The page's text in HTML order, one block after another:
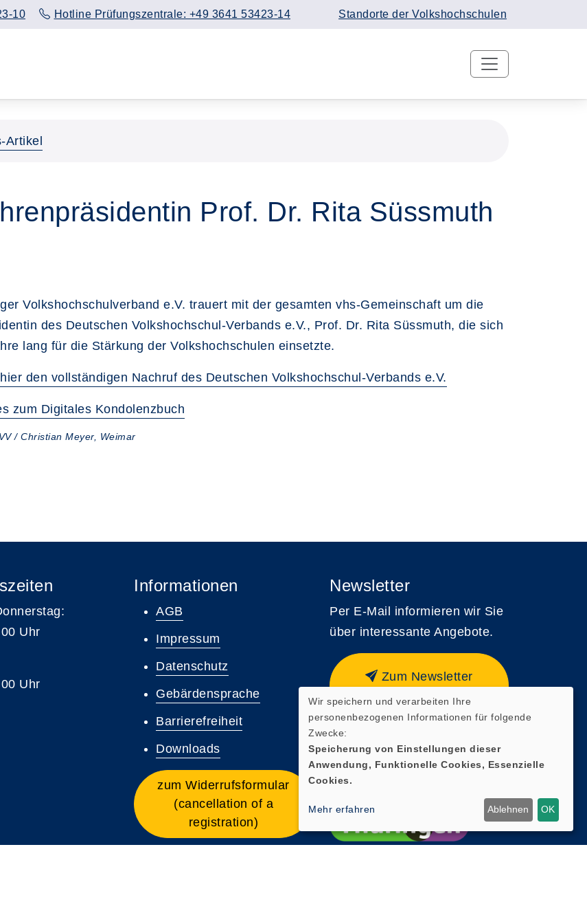
10 Hotline Prüfungszentrale: +49 3641 53423-14 Standorte der Volkshochschulen
Artikel
Prof. Dr. Rita Süssmuth
Volkshochschulverband e.V. trauert mit der gesamten vhs-Gemeinschaft um die
des Deutschen Volkshochschul-Verbands e.V., Prof. Dr. Rita Süssmuth, die sich
lang für die Stärkung der Volkshochschulen einsetzte.
den vollständigen Nachruf des Deutschen Volkshochschul-Verbands e.V.
zum Digitales Kondolenzbuch
/ Christian Meyer, Weimar
Uhr
Uhr
Informationen
AGB
Impressum
Datenschutz
Gebärdensprache
Barrierefreiheit
Downloads
zum Widerrufsformular
(cancellation of a
registration)
Newsletter
Per E-Mail informieren wir Sie
über interessante Angebote.
Zum Newsletter
anmelden
Wir speichern und verarbeiten Ihre
personenbezogenen Informationen für folgende
Zwecke:
Speicherung von Einstellungen dieser
Anwendung, Funktionelle Cookies, Essenzielle
Cookies.
Mehr erfahren Ablehnen OK